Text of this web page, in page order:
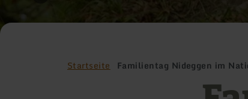
Startseite Familientag Nideggen im